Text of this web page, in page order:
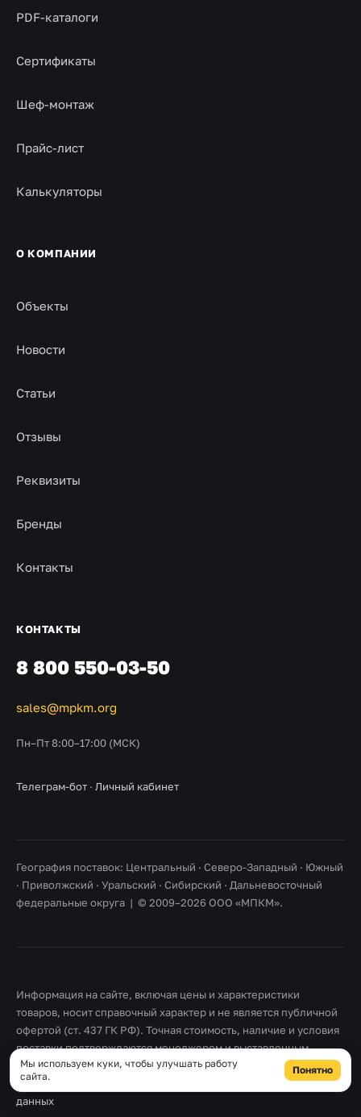
PDF-каталоги
Сертификаты
Шеф-монтаж
Прайс-лист
Калькуляторы
О КОМПАНИИ
Объекты
Новости
Статьи
Отзывы
Реквизиты
Бренды
Контакты
КОНТАКТЫ
8 800 550-03-50
sales@mpkm.org
Пн–Пт 8:00–17:00 (МСК)
Телеграм-бот · Личный кабинет
География поставок: Центральный · Северо-Западный · Южный
· Приволжский · Уральский · Сибирский · Дальневосточный
федеральные округа | © 2009–2026 ООО «МПКМ».
Информация на сайте, включая цены и характеристики
товаров, носит справочный характер и не является публичной
офертой (ст. 437 ГК РФ). Точная стоимость, наличие и условия
поставки подтверждаются менеджером и выставленным
счетом. Товарные знаки принадлежат их правообладателям.
Правовая информация
Согласие на обработку персональных
данных
Мы используем куки, чтобы улучшать работу
сайта.
Понятно